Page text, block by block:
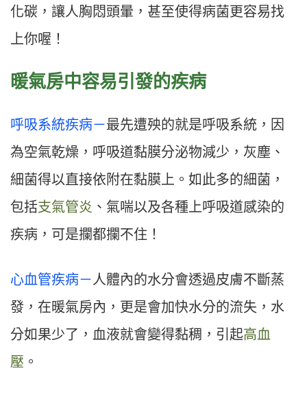
化碳，讓人胸悶頭暈，甚至使得病菌更容易找
上你喔！
暖氣房中容易引發的疾病
呼吸系統疾病－最先遭殃的就是呼吸系統，因
為空氣乾燥，呼吸道黏膜分泌物減少，灰塵、
細菌得以直接依附在黏膜上。如此多的細菌，
包括支氣管炎 、氣喘以及各種上呼吸道感染的
疾病，可是攔都攔不住！
心血管疾病－人體內的水分會透過皮膚不斷蒸
發，在暖氣房內，更是會加快水分的流失，水
分如果少了，血液就會變得黏稠，引起高血
壓 。